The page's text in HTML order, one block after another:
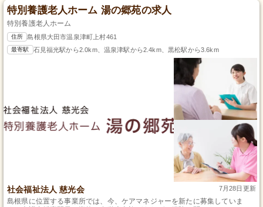
特別養護老人ホーム 湯の郷苑の求人
特別養護老人ホーム
住所 島根県大田市温泉津町上村461
最寄駅 石見福光駅から2.0km、温泉津駅から2.4km、黒松駅から3.6km
社会福祉法人 慈光会 7月28日更新
島根県に位置する事業所では、今、ケアマネジャーを新たに募集していま